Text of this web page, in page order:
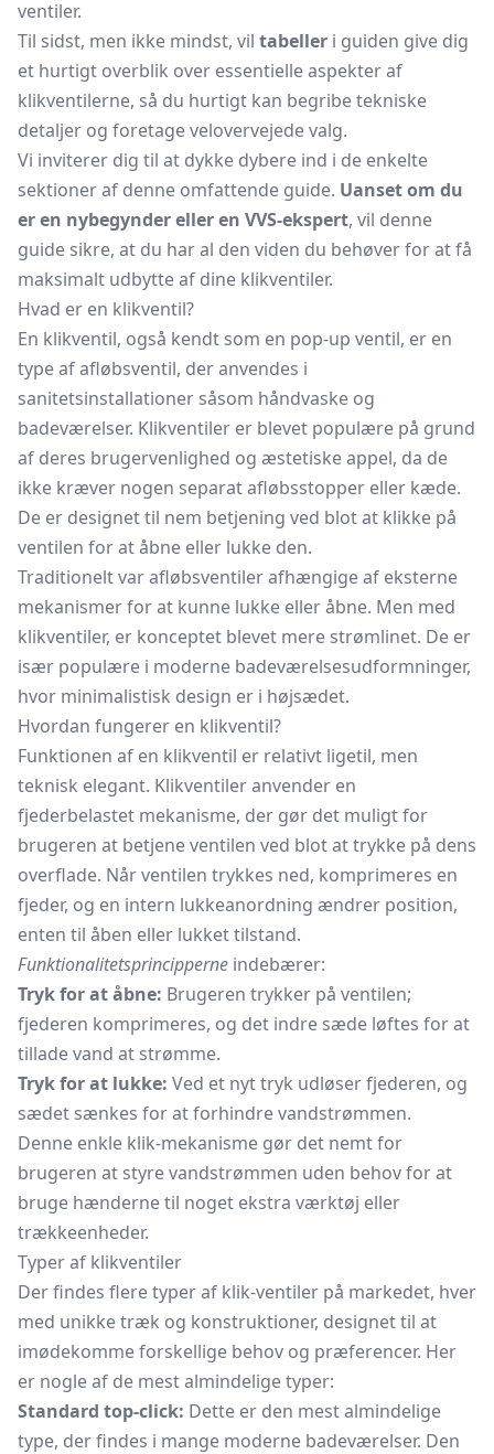
ventiler.
Til sidst, men ikke mindst, vil tabeller i guiden give dig
et hurtigt overblik over essentielle aspekter af
klikventilerne, så du hurtigt kan begribe tekniske
detaljer og foretage velovervejede valg.
Vi inviterer dig til at dykke dybere ind i de enkelte
sektioner af denne omfattende guide. Uanset om du
er en nybegynder eller en VVS-ekspert, vil denne
guide sikre, at du har al den viden du behøver for at få
maksimalt udbytte af dine klikventiler.
Hvad er en klikventil?
En klikventil, også kendt som en pop-up ventil, er en
type afafløbsventil, der anvendes i
sanitetsinstallationer såsom håndvaske og
badeværelser. Klikventiler er blevet populære på grund
af deres brugervenlighed og æstetiske appel, da de
ikke kræver nogen separat afløbsstopper eller kæde.
De er designet til nem betjening ved blot at klikke på
ventilen for at åbne eller lukke den.
Traditionelt var afløbsventiler afhængige af eksterne
mekanismer for at kunne lukke eller åbne. Men med
klikventiler, er konceptet blevet mere strømlinet. De er
især populære i moderne badeværelsesudformninger,
hvor minimalistisk design er i højsædet.
Hvordan fungerer en klikventil?
Funktionen af en klikventil er relativt ligetil, men
teknisk elegant. Klikventiler anvender en
fjederbelastet mekanisme, der gør det muligt for
brugeren at betjene ventilen ved blot at trykke på dens
overflade. Når ventilen trykkes ned, komprimeres en
fjeder, og en intern lukkeanordning ændrer position,
enten til åben eller lukket tilstand.
Funktionalitetsprincipperne indebærer:
Tryk for at åbne: Brugeren trykker på ventilen;
fjederen komprimeres, og det indre sæde løftes for at
tillade vand at strømme.
Tryk for at lukke: Ved et nyt tryk udløser fjederen, og
sædet sænkes for at forhindre vandstrømmen.
Denne enkle klik-mekanisme gør det nemt for
brugeren at styre vandstrømmen uden behov for at
bruge hænderne til noget ekstra værktøj eller
trækkeenheder.
Typer af klikventiler
Der findes flere typer af klik-ventiler på markedet, hver
med unikke træk og konstruktioner, designet til at
imødekomme forskellige behov og præferencer. Her
er nogle af de mest almindelige typer:
Standard top-click: Dette er den mest almindelige
type, der findes i mange moderne badeværelser. Den